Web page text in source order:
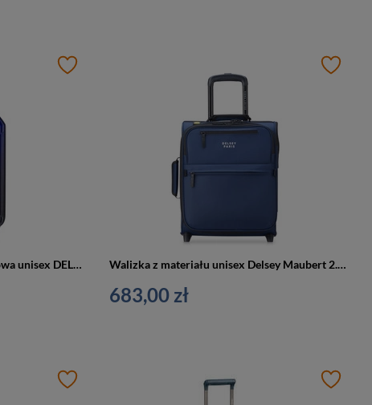
Walizka kabinowa poliwęglanowa unisex DELSEY Rempart twarda 55 cm granatowa Walizka z materiału unisex Delsey Maubert 2.0 kabinowa 45 cm granatowa
683,00 zł